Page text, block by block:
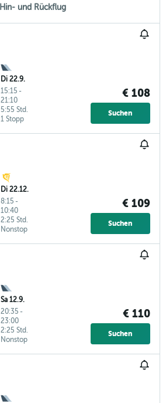
Hin- und Rückflug
Di 22.9.
15:15 -
21:10
1 Stopp
5:55 Std.
€ 108
Suchen
Di 22.12.
8:15 -
10:40
Nonstop
2:25 Std.
€ 109
Suchen
Sa 12.9.
20:35 -
23:00
Nonstop
2:25 Std.
€ 110
Suchen